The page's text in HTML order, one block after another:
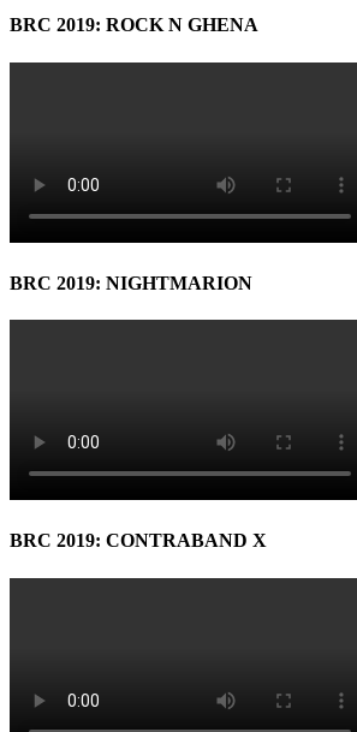
BRC 2019: ROCK N GHENA
BRC 2019: NIGHTMARION
BRC 2019: CONTRABAND X